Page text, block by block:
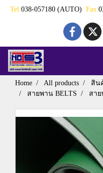
Tel:038-057180 (AUTO) Fax:
Home All products
สิน
สายพาน BELTS
สาย